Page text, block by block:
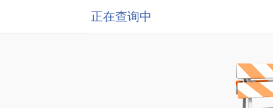
正在查询中